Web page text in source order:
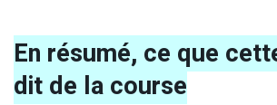
En résumé, ce que
dit de la course